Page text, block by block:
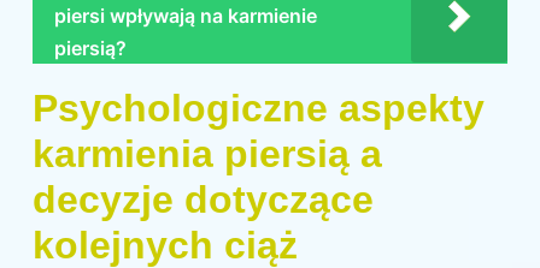
piersi wpływają na karmienie
piersią?
Psychologiczne aspekty
karmienia piersią a
decyzje dotyczące
kolejnych ciąż